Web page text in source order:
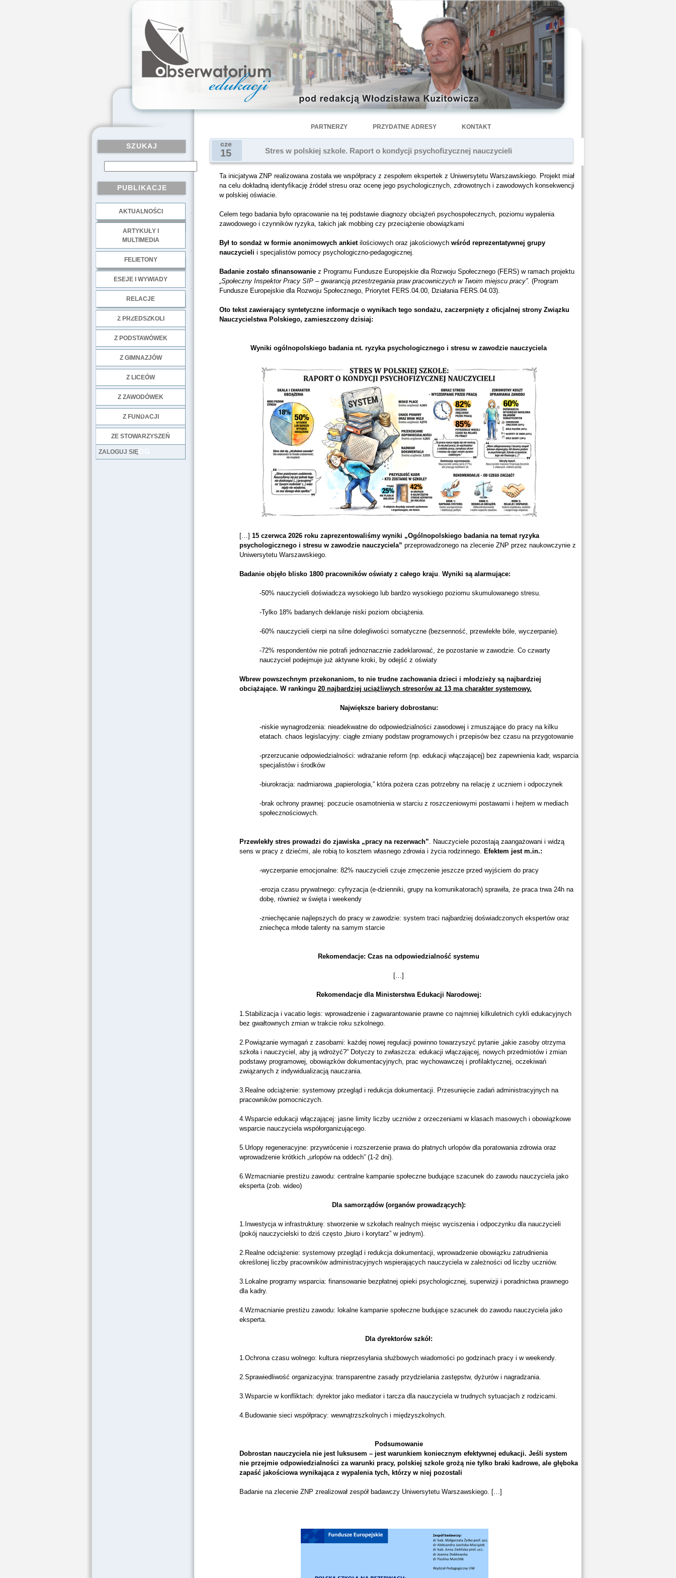
PARTNERZY PRZYDATNE ADRESY KONTAKT
SZUKAJ
PUBLIKACJE
AKTUALNOŚCI
ARTYKUŁY I
MULTIMEDIA
FELIETONY
ESEJE I WYWIADY
RELACJE
Z PRZEDSZKOLI
Z PODSTAWÓWEK
Z GIMNAZJÓW
Z LICEÓW
Z ZAWODÓWEK
Z FUNDACJI
ZE STOWARZYSZEŃ
LOG
ZALOGUJ SIĘ
cze
15 Stres w polskiej szkole. Raport o kondycji psychofizycznej nauczycieli
Ta inicjatywa ZNP realizowana została we współpracy z zespołem ekspertek z Uniwersytetu Warszawskiego. Projekt miał
na celu dokładną identyfikację źródeł stresu oraz ocenę jego psychologicznych, zdrowotnych i zawodowych konsekwencji
w polskiej oświacie.
Celem tego badania było opracowanie na tej podstawie diagnozy obciążeń psychospołecznych, poziomu wypalenia
zawodowego i czynników ryzyka, takich jak mobbing czy przeciążenie obowiązkami
Był to sondaż w formie anonimowych ankietilościowych oraz jakościowych wśród reprezentatywnej grupy
nauczycieli i specjalistów pomocy psychologiczno-pedagogicznej.
Badanie zostało sfinansowaniez Programu Fundusze Europejskie dla Rozwoju Społecznego (FERS) w ramach projektu
„Społeczny Inspektor Pracy SIP – gwarancją przestrzegania praw pracowniczych w Twoim miejscu pracy”. (Program
Fundusze Europejskie dla Rozwoju Społecznego, Priorytet FERS.04.00, Działania FERS.04.03).
Oto tekst zawierający syntetyczne informacje o wynikach tego sondażu, zaczerpnięty z oficjalnej strony Związku
Nauczycielstwa Polskiego, zamieszczony dzisiaj:
Wyniki ogólnopolskiego badania nt. ryzyka psychologicznego i stresu w zawodzie nauczyciela
[…] 15 czerwca 2026 roku zaprezentowaliśmy wyniki „Ogólnopolskiego badania na temat ryzyka
psychologicznego i stresu w zawodzie nauczyciela” przeprowadzonego na zlecenie ZNP przez naukowczynie z
Uniwersytetu Warszawskiego.
Badanie objęło blisko 1800 pracowników oświaty z całego kraju. Wyniki są alarmujące:
-50% nauczycieli doświadcza wysokiego lub bardzo wysokiego poziomu skumulowanego stresu.
-Tylko 18% badanych deklaruje niski poziom obciążenia.
-60% nauczycieli cierpi na silne dolegliwości somatyczne (bezsenność, przewlekłe bóle, wyczerpanie).
-72% respondentów nie potrafi jednoznacznie zadeklarować, że pozostanie w zawodzie. Co czwarty
nauczyciel podejmuje już aktywne kroki, by odejść z oświaty
Wbrew powszechnym przekonaniom, to nie trudne zachowania dzieci i młodzieży są najbardziej
obciążające. W rankingu 20 najbardziej uciążliwych stresorów aż 13 ma charakter systemowy.
Największe bariery dobrostanu:
-niskie wynagrodzenia: nieadekwatne do odpowiedzialności zawodowej i zmuszające do pracy na kilku
etatach. chaos legislacyjny: ciągłe zmiany podstaw programowych i przepisów bez czasu na przygotowanie
-przerzucanie odpowiedzialności: wdrażanie reform (np. edukacji włączającej) bez zapewnienia kadr, wsparcia
specjalistów i środków
-biurokracja: nadmiarowa „papierologia,” która pożera czas potrzebny na relację z uczniem i odpoczynek
-brak ochrony prawnej: poczucie osamotnienia w starciu z roszczeniowymi postawami i hejtem w mediach
społecznościowych.
Przewlekły stres prowadzi do zjawiska „pracy na rezerwach”. Nauczyciele pozostają zaangażowani i widzą
sens w pracy z dziećmi, ale robią to kosztem własnego zdrowia i życia rodzinnego. Efektem jest m.in.:
-wyczerpanie emocjonalne: 82% nauczycieli czuje zmęczenie jeszcze przed wyjściem do pracy
-erozja czasu prywatnego: cyfryzacja (e-dzienniki, grupy na komunikatorach) sprawiła, że praca trwa 24h na
dobę, również w święta i weekendy
-zniechęcanie najlepszych do pracy w zawodzie: system traci najbardziej doświadczonych ekspertów oraz
zniechęca młode talenty na samym starcie
Rekomendacje: Czas na odpowiedzialność systemu
[…]
Rekomendacje dla Ministerstwa Edukacji Narodowej:
1.Stabilizacja i vacatio legis: wprowadzenie i zagwarantowanie prawne co najmniej kilkuletnich cykli edukacyjnych
bez gwałtownych zmian w trakcie roku szkolnego.
2.Powiązanie wymagań z zasobami: każdej nowej regulacji powinno towarzyszyć pytanie „jakie zasoby otrzyma
szkoła i nauczyciel, aby ją wdrożyć?” Dotyczy to zwłaszcza: edukacji włączającej, nowych przedmiotów i zmian
podstawy programowej, obowiązków dokumentacyjnych, prac wychowawczej i profilaktycznej, oczekiwań
związanych z indywidualizacją nauczania.
3.Realne odciążenie: systemowy przegląd i redukcja dokumentacji. Przesunięcie zadań administracyjnych na
pracowników pomocniczych.
4.Wsparcie edukacji włączającej: jasne limity liczby uczniów z orzeczeniami w klasach masowych i obowiązkowe
wsparcie nauczyciela współorganizującego.
5.Urlopy regeneracyjne: przywrócenie i rozszerzenie prawa do płatnych urlopów dla poratowania zdrowia oraz
wprowadzenie krótkich „urlopów na oddech” (1-2 dni).
6.Wzmacnianie prestiżu zawodu: centralne kampanie społeczne budujące szacunek do zawodu nauczyciela jako
eksperta (zob. wideo)
Dla samorządów (organów prowadzących):
1.Inwestycja w infrastrukturę: stworzenie w szkołach realnych miejsc wyciszenia i odpoczynku dla nauczycieli
(pokój nauczycielski to dziś często „biuro i korytarz” w jednym).
2.Realne odciążenie: systemowy przegląd i redukcja dokumentacji, wprowadzenie obowiązku zatrudnienia
określonej liczby pracowników administracyjnych wspierających nauczyciela w zależności od liczby uczniów.
3.Lokalne programy wsparcia: finansowanie bezpłatnej opieki psychologicznej, superwizji i poradnictwa prawnego
dla kadry.
4.Wzmacnianie prestiżu zawodu: lokalne kampanie społeczne budujące szacunek do zawodu nauczyciela jako
eksperta.
Dla dyrektorów szkół:
1.Ochrona czasu wolnego: kultura nieprzesyłania służbowych wiadomości po godzinach pracy i w weekendy.
2.Sprawiedliwość organizacyjna: transparentne zasady przydzielania zastępstw, dyżurów i nagradzania.
3.Wsparcie w konfliktach: dyrektor jako mediator i tarcza dla nauczyciela w trudnych sytuacjach z rodzicami.
4.Budowanie sieci współpracy: wewnątrzszkolnych i międzyszkolnych.
Podsumowanie
Dobrostan nauczyciela nie jest luksusem – jest warunkiem koniecznym efektywnej edukacji. Jeśli system
nie przejmie odpowiedzialności za warunki pracy, polskiej szkole grożą nie tylko braki kadrowe, ale głęboka
zapaść jakościowa wynikająca z wypalenia tych, którzy w niej pozostali
Badanie na zlecenie ZNP zrealizował zespół badawczy Uniwersytetu Warszawskiego. […]